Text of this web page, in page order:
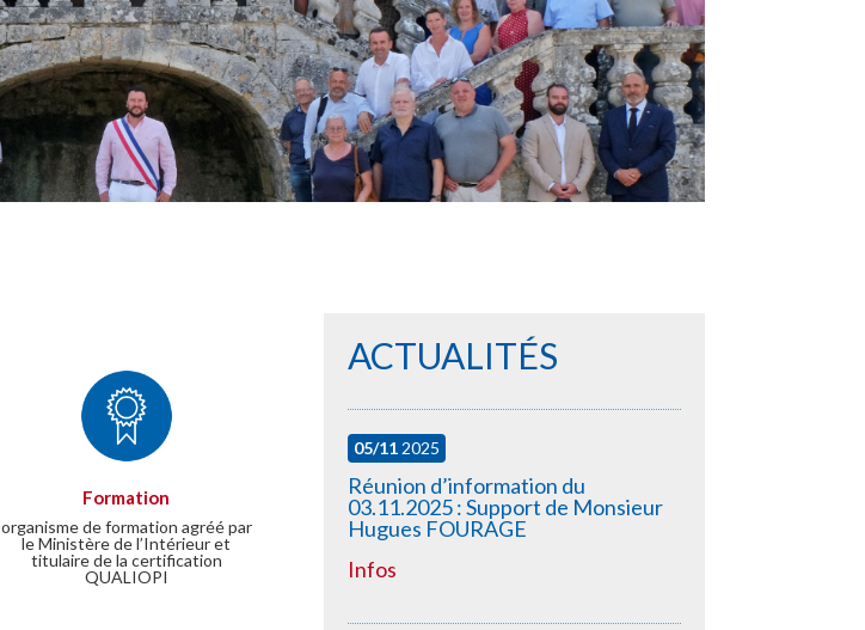
Formation
organisme de formation agréé par
le Ministère de l’Intérieur et
titulaire de la certification
QUALIOPI
ACTUALITÉS
05/112025
Réunion d’information du
03.11.2025 : Support de Monsieur
Hugues FOURAGE
Infos